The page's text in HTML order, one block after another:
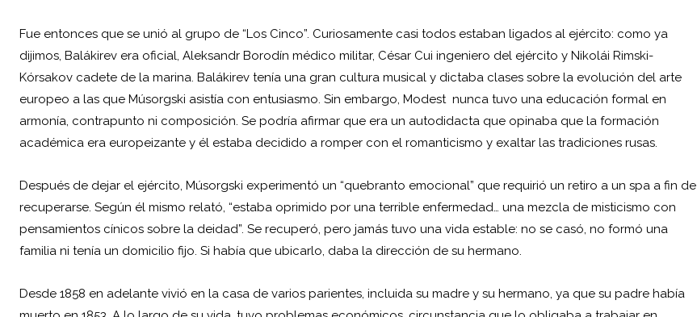
Fue entonces que se unió al grupo de “Los Cinco”. Curiosamente casi todos estaban ligados al ejército: como ya
dijimos, Balákirev era oficial, Aleksandr Borodín médico militar, César Cui ingeniero del ejército y Nikolái Rimski-
Kórsakov cadete de la marina. Balákirev tenía una gran cultura musical y dictaba clases sobre la evolución del arte
europeo a las que Músorgski asistía con entusiasmo. Sin embargo, Modest nunca tuvo una educación formal en
armonía, contrapunto ni composición. Se podría afirmar que era un autodidacta que opinaba que la formación
académica era europeizante y él estaba decidido a romper con el romanticismo y exaltar las tradiciones rusas.
Después de dejar el ejército, Músorgski experimentó un “quebranto emocional” que requirió un retiro a un spa a fin de
recuperarse. Según él mismo relató, “estaba oprimido por una terrible enfermedad… una mezcla de misticismo con
pensamientos cínicos sobre la deidad”. Se recuperó, pero jamás tuvo una vida estable: no se casó, no formó una
familia ni tenía un domicilio fijo. Si había que ubicarlo, daba la dirección de su hermano.
Desde 1858 en adelante vivió en la casa de varios parientes, incluida su madre y su hermano, ya que su padre había